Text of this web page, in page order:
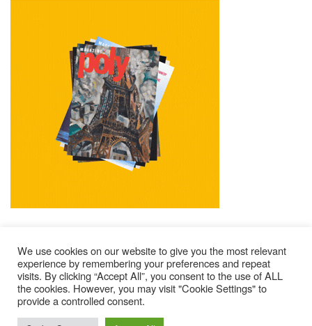
Mentions Légales Contacts
Où Trouver Poly ?
Lire Les Anciens N°
S’abonner À Poly
© 2025 – Magazine Poly – BKN
We use cookies on our website to give you the most relevant
experience by remembering your preferences and repeat
visits. By clicking “Accept All”, you consent to the use of ALL
the cookies. However, you may visit "Cookie Settings" to
provide a controlled consent.